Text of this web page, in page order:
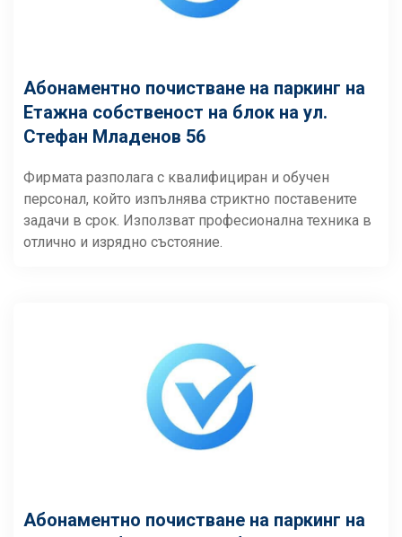
Абонаментно почистване на паркинг на
Етажна собственост на блок на ул.
Стефан Младенов 56
Фирмата разполага с квалифициран и обучен
персонал, който изпълнява стриктно поставените
задачи в срок. Използват професионална техника в
отлично и изрядно състояние.
Абонаментно почистване на паркинг на